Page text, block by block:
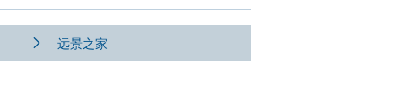
 远景之家